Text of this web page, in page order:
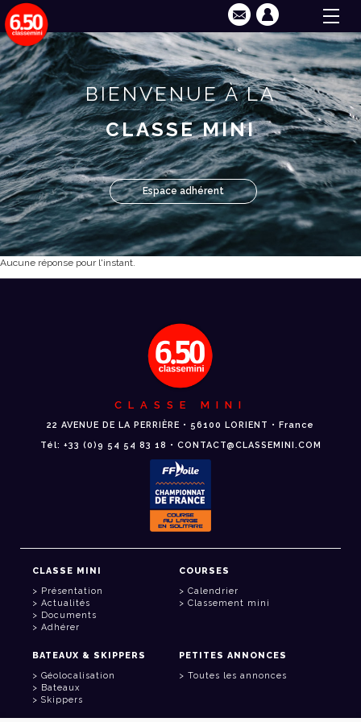
BIENVENUE À LA
CLASSE MINI
Espace adhérent
Aucune réponse pour l'instant.
CLASSE MINI
22 AVENUE DE LA PERRIÈRE • 56100 LORIENT • France
Tél: +33 (0)9 54 54 83 18 • CONTACT@CLASSEMINI.COM
CLASSE MINI
Présentation
Actualités
Documents
Adhérer
COURSES
Calendrier
Classement mini
BATEAUX & SKIPPERS
Géolocalisation
Bateaux
Skippers
PETITES ANNONCES
Toutes les annonces